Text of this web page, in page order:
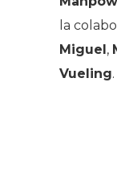
la
Miguel,
Vueling.